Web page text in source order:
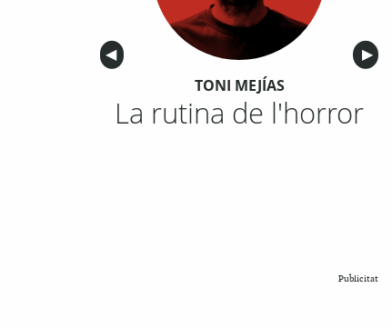
Anterior
◀︎ ▶︎
TONI MEJÍAS
La rutina de l'horror
Publicitat